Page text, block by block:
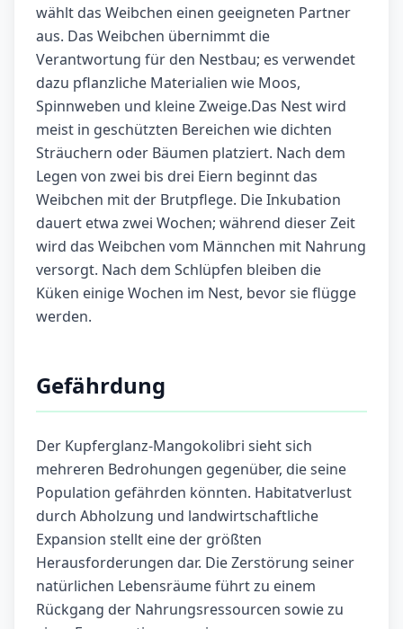
wählt das Weibchen einen geeigneten Partner
aus. Das Weibchen übernimmt die
Verantwortung für den Nestbau; es verwendet
dazu pflanzliche Materialien wie Moos,
Spinnweben und kleine Zweige.Das Nest wird
meist in geschützten Bereichen wie dichten
Sträuchern oder Bäumen platziert. Nach dem
Legen von zwei bis drei Eiern beginnt das
Weibchen mit der Brutpflege. Die Inkubation
dauert etwa zwei Wochen; während dieser Zeit
wird das Weibchen vom Männchen mit Nahrung
versorgt. Nach dem Schlüpfen bleiben die
Küken einige Wochen im Nest, bevor sie flügge
werden.
Gefährdung
Der Kupferglanz-Mangokolibri sieht sich
mehreren Bedrohungen gegenüber, die seine
Population gefährden könnten. Habitatverlust
durch Abholzung und landwirtschaftliche
Expansion stellt eine der größten
Herausforderungen dar. Die Zerstörung seiner
natürlichen Lebensräume führt zu einem
Rückgang der Nahrungsressourcen sowie zu